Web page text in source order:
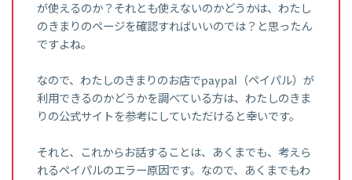
が使えるのか？それとも使えないのかどうかは、わたし
のきまりのページを確認すればいいのでは？と思ったん
ですよね。
なので、わたしのきまりのお店でpaypal（ペイパル）が
利用できるのかどうかを調べている方は、わたしのきま
りの公式サイトを参考にしていただけると幸いです。
それと、これからお話することは、あくまでも、考えら
れるペイパルのエラー原因です。なので、あくまでもわ